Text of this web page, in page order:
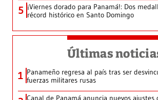
5 ¡Viernes dorado para Panamá!: Dos
récord histórico en Santo Domingo
Últimas
1 Panameño regresa al país tras ser
fuerzas militares rusas